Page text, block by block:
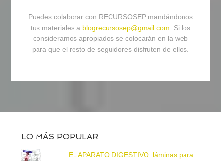
Puedes colaborar con RECURSOSEP mandándonos
tus materiales a blogrecursosep@gmail.com . Si los
consideramos apropiados se colocarán en la web
para que el resto de seguidores disfruten de ellos.
LO MÁS POPULAR
EL APARATO DIGESTIVO: láminas para